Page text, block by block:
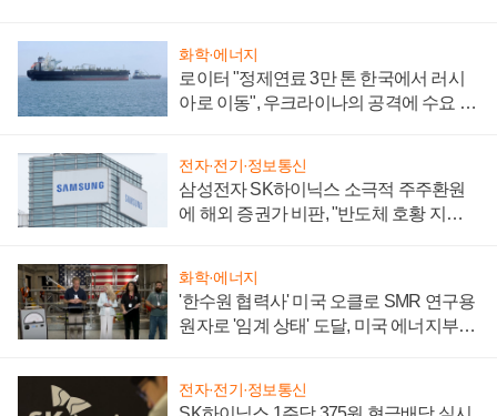
화학·에너지
로이터 "정제연료 3만 톤 한국에서 러시
아로 이동", 우크라이나의 공격에 수요 늘
전자·전기·정보통신
삼성전자 SK하이닉스 소극적 주주환원
에 해외 증권가 비판, "반도체 호황 지속
화학·에너지
'한수원 협력사' 미국 오클로 SMR 연구용
원자로 '임계 상태' 도달, 미국 에너지부
전자·전기·정보통신